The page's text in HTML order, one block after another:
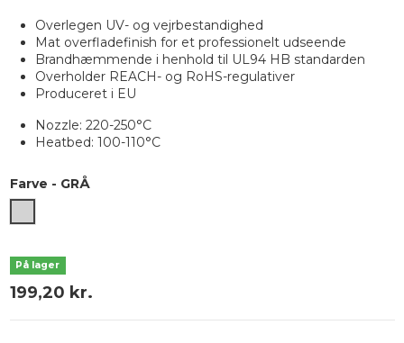
Overlegen UV- og vejrbestandighed
Mat overfladefinish for et professionelt udseende
Brandhæmmende i henhold til UL94 HB standarden
Overholder REACH- og RoHS-regulativer
Produceret i EU
Nozzle: 220-250°C
Heatbed: 100-110°C
Farve - GRÅ
På lager
199,20 kr.